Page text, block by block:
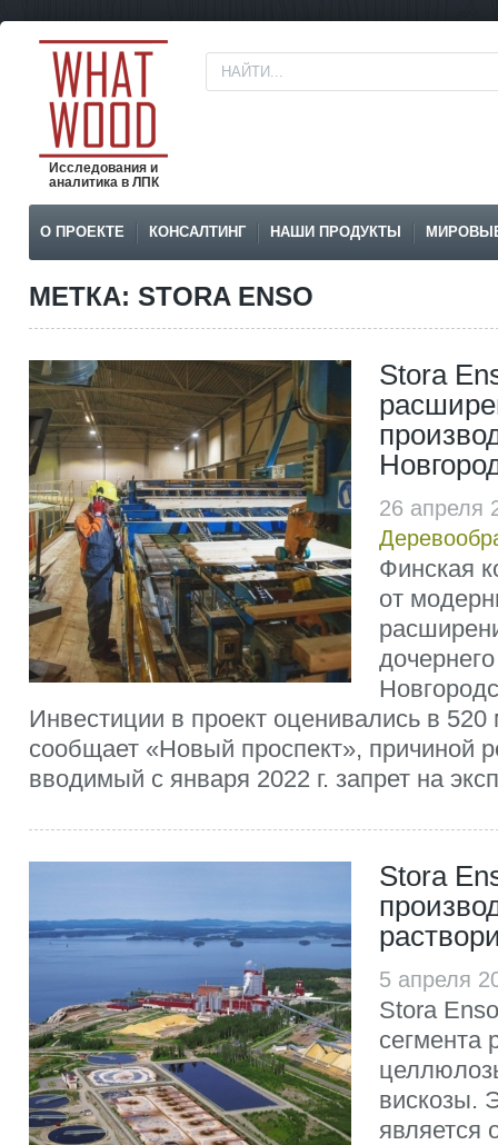
Исследования и
аналитика в ЛПК
О ПРОЕКТЕ КОНСАЛТИНГ НАШИ ПРОДУКТЫ
МЕТКА: STORA ENSO
Stora
26 апреля
Финская
от
Инвестиции в проект оценивались в
сообщает «Новый проспект», причиной
вводимый с января 2022 г. запрет на
Stora
5 апреля
Stora
сегмента
вискозы.
является